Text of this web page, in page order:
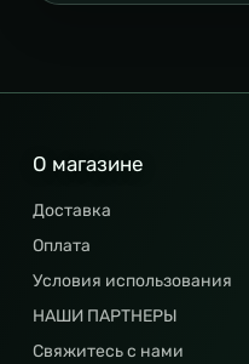
О магазине
Доставка
Оплата
Условия использования
НАШИ ПАРТНЕРЫ
Свяжитесь с нами